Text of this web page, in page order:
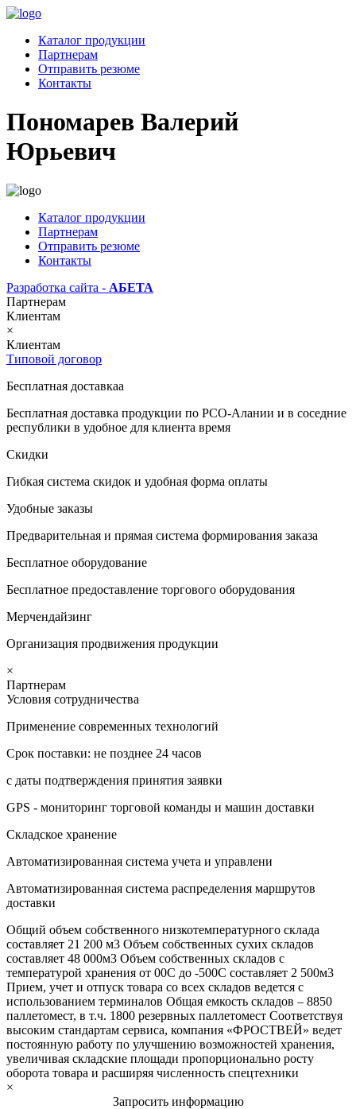
Каталог продукции
Партнерам
Отправить резюме
Контакты
Пономарев Валерий
Юрьевич
Каталог продукции
Партнерам
Отправить резюме
Контакты
Разработка сайта - АБЕТА
Партнерам
Клиентам
×
Клиентам
Типовой договор
Бесплатная доставкаа
Бесплатная доставка продукции по РСО-Алании и в соседние
республики в удобное для клиента время
Скидки
Гибкая система скидок и удобная форма оплаты
Удобные заказы
Предварительная и прямая система формирования заказа
Бесплатное оборудование
Бесплатное предоставление торгового оборудования
Мерчендайзинг
Организация продвижения продукции
×
Партнерам
Условия сотрудничества
Применение современных технологий
Срок поставки: не позднее 24 часов
с даты подтверждения принятия заявки
GPS - мониторинг торговой команды и машин доставки
Складское хранение
Автоматизированная система учета и управлени
Автоматизированная система распределения маршрутов
доставки
Общий объем собственного низкотемпературного склада
составляет 21 200 м3 Объем собственных сухих складов
составляет 48 000м3 Объем собственных складов с
температурой хранения от 00С до -500С составляет 2 500м3
Прием, учет и отпуск товара со всех складов ведется с
использованием терминалов Общая емкость складов – 8850
паллетомест, в т.ч. 1800 резервных паллетомест Соответствуя
высоким стандартам сервиса, компания «ФРОСТВЕЙ» ведет
постоянную работу по улучшению возможностей хранения,
увеличивая складские площади пропорционально росту
оборота товара и расширяя численность спецтехники
×
Запросить информацию